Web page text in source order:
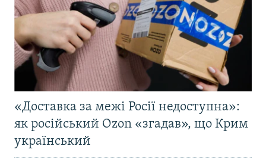
«Доставка за межі Росії недоступна»:
як російський Ozon «згадав», що Крим
український